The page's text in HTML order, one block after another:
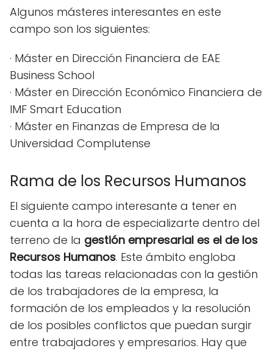
Algunos másteres interesantes en este
campo son los siguientes:
· Máster en Dirección Financiera de EAE
Business School
· Máster en Dirección Económico Financiera de
IMF Smart Education
· Máster en Finanzas de Empresa de la
Universidad Complutense
Rama de los Recursos Humanos
El siguiente campo interesante a tener en
cuenta a la hora de especializarte dentro del
terreno de la gestión empresarial es el de los
Recursos Humanos. Este ámbito engloba
todas las tareas relacionadas con la gestión
de los trabajadores de la empresa, la
formación de los empleados y la resolución
de los posibles conflictos que puedan surgir
entre trabajadores y empresarios. Hay que